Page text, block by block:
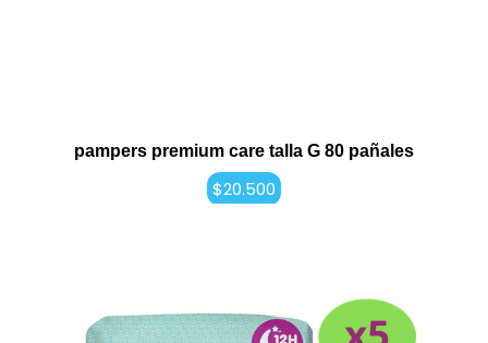
pampers premium care talla G 80 pañales
$20.500